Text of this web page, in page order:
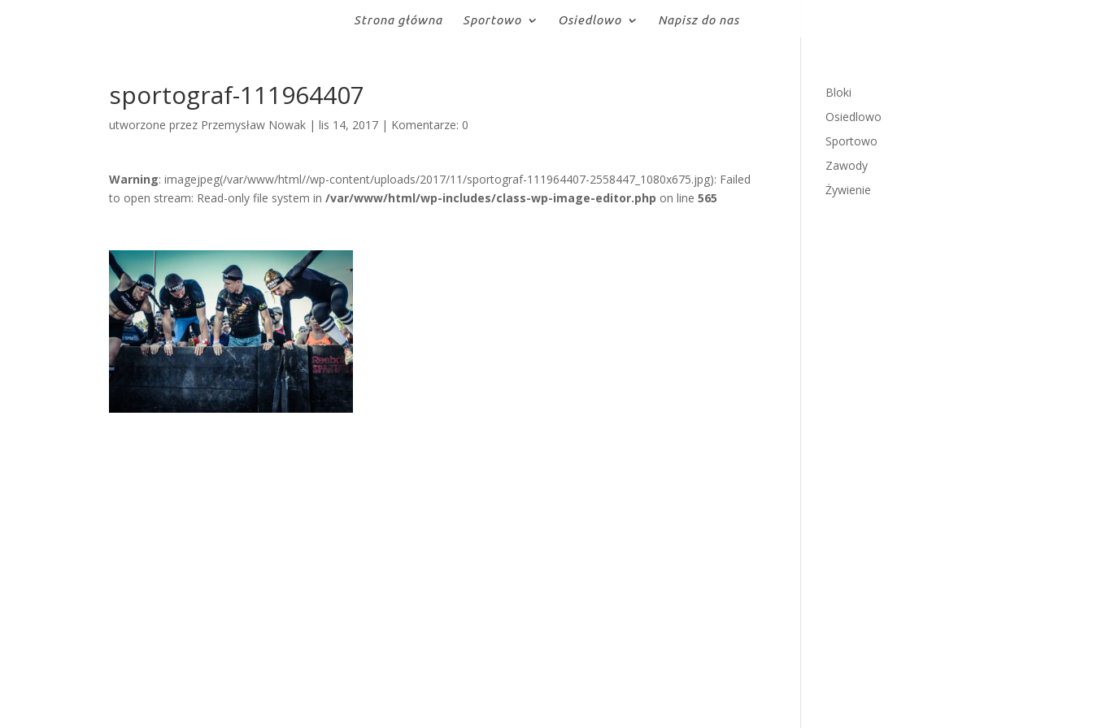
Strona główna Sportowo Osiedlowo Napisz do nas
sportograf-111964407
utworzone przez Przemysław Nowak |lis 14, 2017 | Komentarze: 0
Warning: imagejpeg(/var/www/html//wp-content/uploads/2017/11/sportograf-111964407-2558447_1080x675.jpg): Failed
to open stream: Read-only file system in/var/www/html/wp-includes/class-wp-image-editor.php on line565
Bloki
Osiedlowo
Sportowo
Zawody
Żywienie